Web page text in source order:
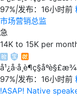
97%|发布：16小时前
市场营销总监
急
14K to 15K per
97%|发布：16小时前
!ASAP! Native